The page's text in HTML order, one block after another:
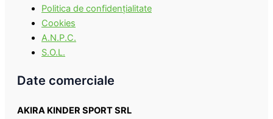
Politica de confidenţialitate
Cookies
A.N.P.C.
S.O.L.
Date comerciale
AKIRA KINDER SPORT SRL